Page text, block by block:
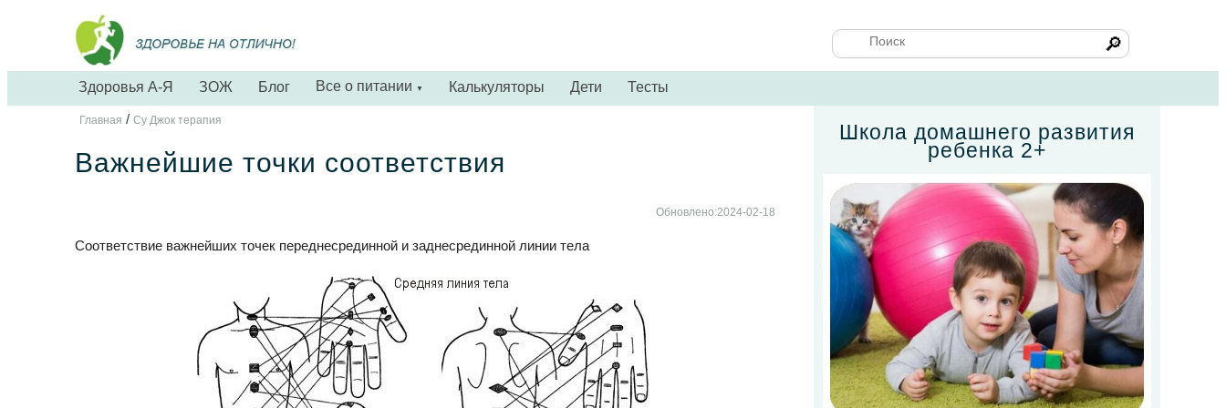
🔎
Здоровья А-Я ЗОЖ Блог Все о питании ▼ Калькуляторы Дети Тесты
Главная / Су Джок терапия
Важнейшие точки соответствия
Обновлено:2024-02-18
Соответствие важнейших точек переднесрединной и заднесрединной линии тела
Школа домашнего развития
ребенка 2+